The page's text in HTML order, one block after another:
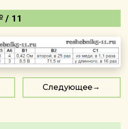
/ 11
Следующее